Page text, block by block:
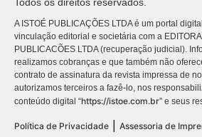
A ISTOÉ PUBLICAÇÕES LTDA é um portal
vinculação editorial e societária com a
PUBLICACÕES LTDA (recuperação judicial).
realizamos cobranças e que também não
contrato de assinatura da revista impressa de
autorizamos terceiros a fazê-lo, nos
conteúdo digital “https://istoe.com.br” e seus
Política de Privacidade Assessoria de